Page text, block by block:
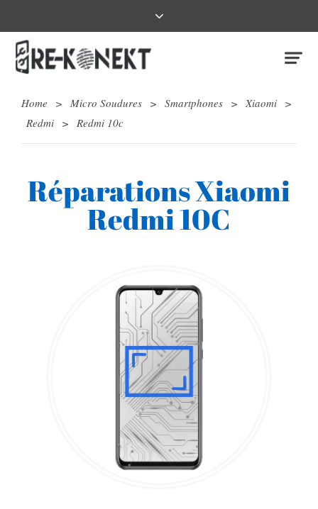
Home > Micro Soudures > Smartphones > Xiaomi >
Redmi > Redmi 10c
Réparations Xiaomi
Redmi 10C